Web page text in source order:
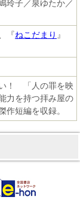
玲子／泉ゆたか／
『ねこだまり 』
！ 「人の罪を映
力を持つ拝み屋の
作短編を収録。